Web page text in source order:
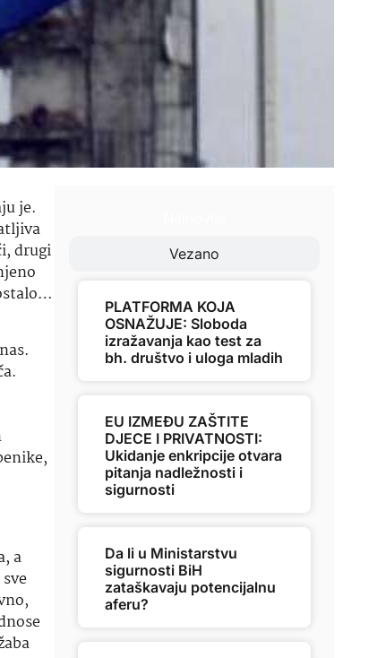
je.
drugi
a
Vezano
PLATFORMA KOJA
OSNAŽUJE: Sloboda
izražavanja kao test za
bh. društvo i uloga mladih
EU IZMEĐU ZAŠTITE
DJECE I PRIVATNOSTI:
Ukidanje enkripcije otvara
pitanja nadležnosti i
sigurnosti
Da li u Ministarstvu
sigurnosti BiH
zataškavaju potencijalnu
aferu?